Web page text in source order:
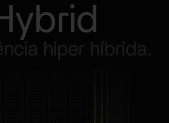
hiper híbrida.